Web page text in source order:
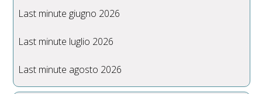
Last minute giugno 2026
Last minute luglio 2026
Last minute agosto 2026